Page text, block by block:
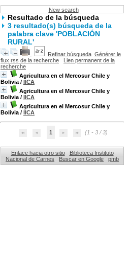
New search
Resultado de la búsqueda
3 resultado(s) búsqueda de la
palabra clave 'POBLACIÓN
RURAL'
Refinar búsqueda Générer le
flux rss de la recherche
Lien permanent de la
recherche
Agricultura en el Mercosur Chile y
Bolivia / IICA
Agricultura en el Mercosur Chile y
Bolivia / IICA
Agricultura en el Mercosur Chile y
Bolivia / IICA
1 (1 - 3 / 3)
Enlace hacia otro sitio
Biblioteca Instituto
Nacional de Carnes
Buscar en Google pmb